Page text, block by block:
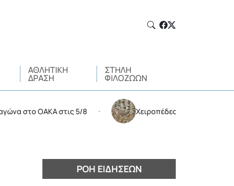
ΑΘΛΗΤΙΚΉ
ΔΡΆΣΗ
ΣΤΉΛΗ
ΦΙΛΌΖΩΩΝ
ΟΑΚΑ στις 5/8 • Χειροπέδες σε 35χρονο για
ΡΟΉ ΕΙΔΉΣΕΩΝ